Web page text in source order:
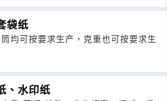
袋纸
均可按要求生产，克重也可按要求生
、水印纸